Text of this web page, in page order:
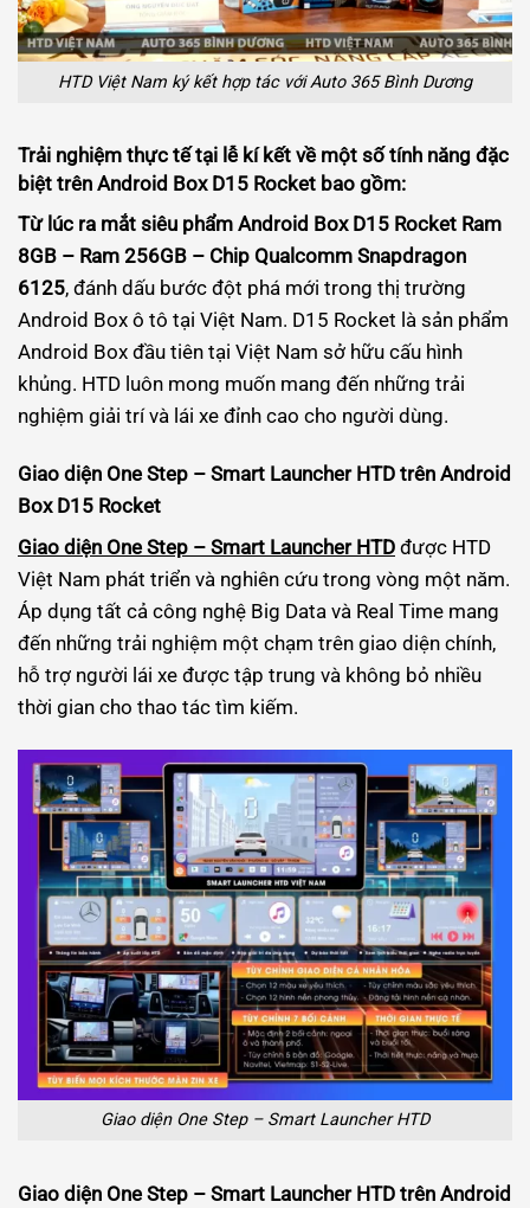
HTD Việt Nam ký kết hợp tác với Auto 365 Bình Dương
Trải nghiệm thực tế tại lễ kí kết về một số tính năng đặc
biệt trên Android Box D15 Rocket bao gồm:
Từ lúc ra mắt siêu phẩm Android Box D15 Rocket Ram
8GB – Ram 256GB – Chip Qualcomm Snapdragon
6125, đánh dấu bước đột phá mới trong thị trường
Android Box ô tô tại Việt Nam. D15 Rocket là sản phẩm
Android Box đầu tiên tại Việt Nam sở hữu cấu hình
khủng. HTD luôn mong muốn mang đến những trải
nghiệm giải trí và lái xe đỉnh cao cho người dùng.
Giao diện One Step – Smart Launcher HTD trên Android
Box D15 Rocket
Giao diện One Step – Smart Launcher HTD được HTD
Việt Nam phát triển và nghiên cứu trong vòng một năm.
Áp dụng tất cả công nghệ Big Data và Real Time mang
đến những trải nghiệm một chạm trên giao diện chính,
hỗ trợ người lái xe được tập trung và không bỏ nhiều
thời gian cho thao tác tìm kiếm.
Giao diện One Step – Smart Launcher HTD
Giao diện One Step – Smart Launcher HTD trên Android